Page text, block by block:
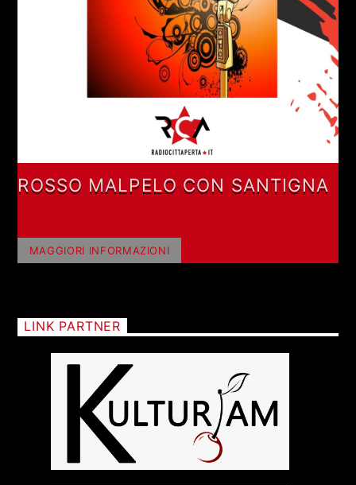
ROSSO MALPELO CON SANTIGNA
MAGGIORI INFORMAZIONI
LINK PARTNER